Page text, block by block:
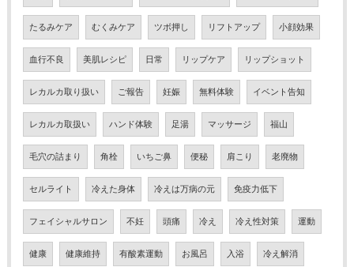
たるみケア むくみケア ツボ押し リフトアップ 小顔効果
血行不良 美肌レシピ 日常 リップケア リップショット
レカルカ取り扱い ご報告 妊娠 無料体験 イベント告知
レカルカ取扱い ハンド体験 足湯 マッサージ 福山
毛穴の詰まり 角栓 いちご鼻 便秘 肩こり 老廃物
セルライト 冷えた身体 冷えは万病の元 免疫力低下
フェイシャルサロン 不妊 頭痛 冷え 冷え性対策 運動
健康 健康維持 有酸素運動 お風呂 入浴 冷え解消